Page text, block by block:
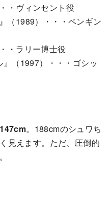
・ヴィンセント役
（1989）・・・ペンギン
・ラリー博士役
』（1997）・・・ゴシッ
147cm。188cmのシュワち
見えます。ただ、圧倒的